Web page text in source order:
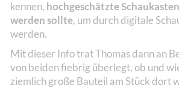
kennen, hochgeschätzte
werden sollte, um durch digitale
werden.
Mit dieser Info trat Thomas dann an
von beiden fiebrig überlegt, ob und
ziemlich große Bauteil am Stück dort